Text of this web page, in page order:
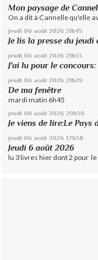
Mon paysage de
On a dit à Cannelle qu'elle
jeudi 06 août 2026 21h45
Je lis la presse du jeudi
jeudi 06 août 2026 21h33
J'ai lu pour le
jeudi 06 août 2026 21h29
De ma fenêtre
mardi matin 6h45
jeudi 06 août 2026 20h50
Je viens de lire:Le Pays
jeudi 06 août 2026 17h58
Jeudi 6 août 2026
lu 3 livres hier dont 2 pour le